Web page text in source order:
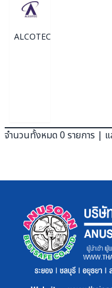
ALCOTEC
จำนวนทั้งหมด 0 รายการ | แ